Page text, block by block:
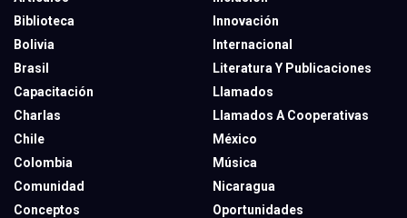
Biblioteca
Bolivia
Brasil
Capacitación
Charlas
Chile
Colombia
Comunidad
Conceptos
Innovación
Internacional
Literatura Y Publicaciones
Llamados
Llamados A Cooperativas
México
Música
Nicaragua
Oportunidades